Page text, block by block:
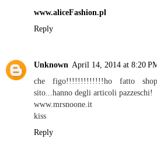
www.aliceFashion.pl
Reply
Unknown April 14, 2014 at 8:20
che figo!!!!!!!!!!!!!ho fatto
sito...hanno degli articoli pazzeschi!
www.mrsnoone.it
kiss
Reply